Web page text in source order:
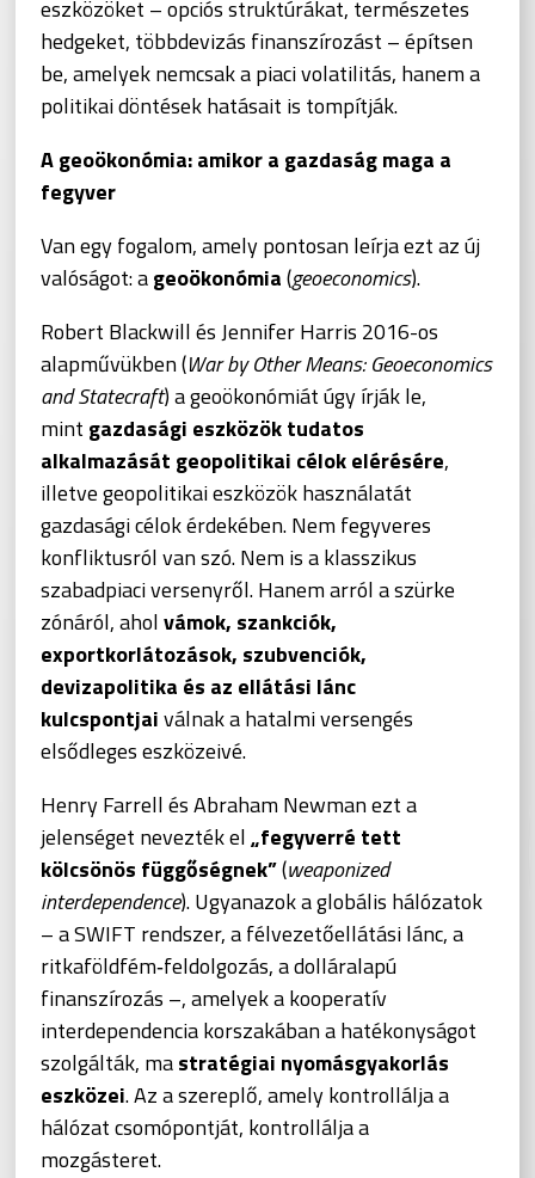
eszközöket – opciós struktúrákat, természetes
hedgeket, többdevizás finanszírozást – építsen
be, amelyek nemcsak a piaci volatilitás, hanem a
politikai döntések hatásait is tompítják.
A geoökonómia: amikor a gazdaság maga a
fegyver
Van egy fogalom, amely pontosan leírja ezt az új
valóságot: ageoökonómia(geoeconomics).
Robert Blackwill és Jennifer Harris 2016-os
alapművükben (War by Other Means: Geoeconomics
and Statecraft) a geoökonómiát úgy írják le,
mint gazdasági eszközök tudatos
alkalmazását geopolitikai célok elérésére,
illetve geopolitikai eszközök használatát
gazdasági célok érdekében. Nem fegyveres
konfliktusról van szó. Nem is a klasszikus
szabadpiaci versenyről. Hanem arról a szürke
zónáról, aholvámok, szankciók,
exportkorlátozások, szubvenciók,
devizapolitika és az ellátási lánc
kulcspontjaiválnak a hatalmi versengés
elsődleges eszközeivé.
Henry Farrell és Abraham Newman ezt a
jelenséget nevezték el„fegyverré tett
kölcsönös függőségnek”(weaponized
interdependence). Ugyanazok a globális hálózatok
– a SWIFT rendszer, a félvezetőellátási lánc, a
ritkaföldfém‑feldolgozás, a dolláralapú
finanszírozás –, amelyek a kooperatív
interdependencia korszakában a hatékonyságot
szolgálták, mastratégiai nyomásgyakorlás
eszközei. Az a szereplő, amely kontrollálja a
hálózat csomópontját, kontrollálja a
mozgásteret.